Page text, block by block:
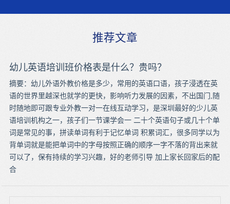
推荐文章
幼儿英语培训班价格表是什么？贵吗？
摘要：幼儿外语外教价格是多少，常用的英语口语，孩子浸透在英
语的世界里越深也就学的更快，影响听力发展的因素，不出国门,随
时随地即可跟专业外教一对一在线互动学习，是深圳最好的少儿英
语培训机构之一，孩子们一节课学会一 二十个英语句子或几十个单
词是常见的事，拼读单词有利于记忆单词 积累词汇，很多同学以为
背单词就是能把单词中的字母按照正确的顺序一字不落的背出来就
可以了，保有持续的学习兴趣，好的老师引导 加上家长回家后的配
合